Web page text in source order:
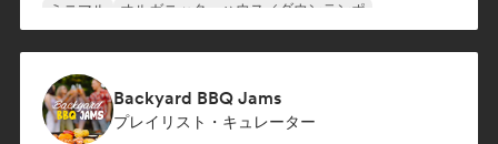
ミニマル
オルガニック・ハウス／ダウンテンポ
Backyard BBQ Jams
プレイリスト・キュレーター